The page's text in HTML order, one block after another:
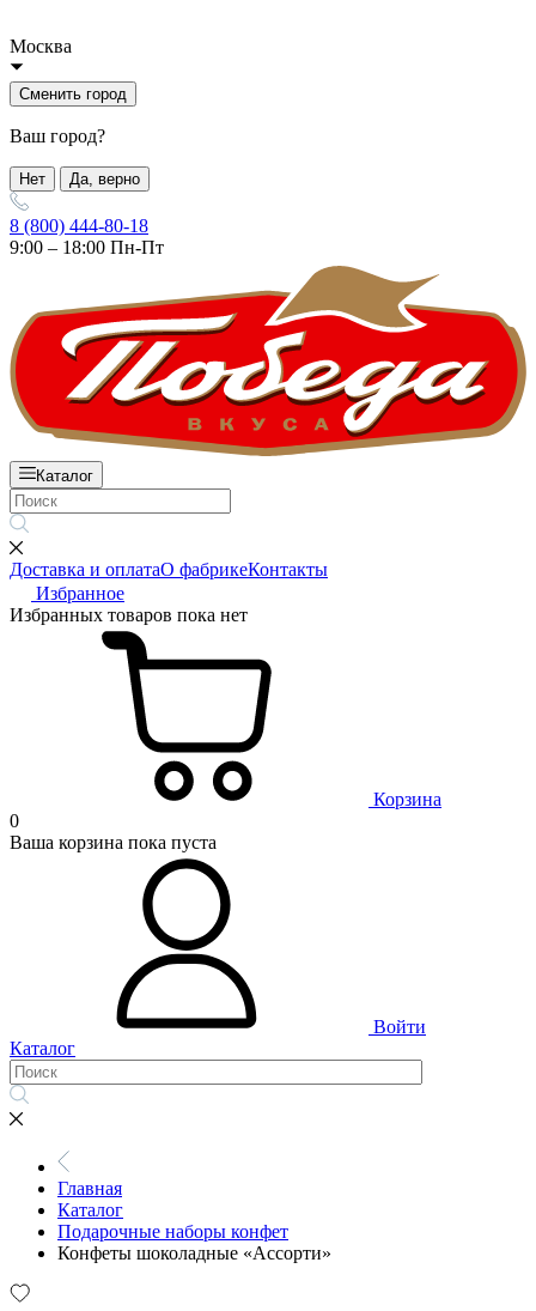
Москва
Сменить город
Ваш город?
Нет Да, верно
8 (800) 444-80-18
9:00 – 18:00 Пн-Пт
Каталог
Доставка и оплатаО фабрикеКонтакты
Избранное
Избранных товаров пока нет
Корзина
0
Ваша корзина пока пуста
Войти
Каталог
Главная
Каталог
Подарочные наборы конфет
Конфеты шоколадные «Ассорти»